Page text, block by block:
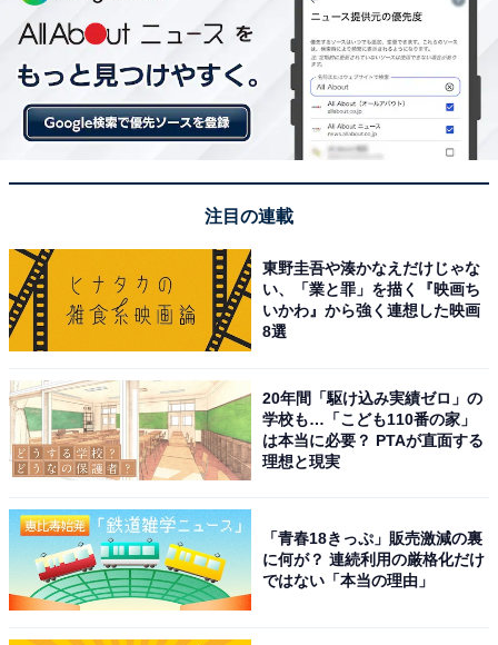
『金田一少年の事件簿』原作：天樹征丸／金成陽三郎、作画：さとうふみや
2位は『金田一少年の事件簿』でした。日本を代表する
ミステリー漫画で、名探偵を祖父に持つ高校生、金田一
一（はじめ）が難事件を次々と解決していくストーリ
で楽しめる作品です。決め台詞「ジッチャンの名にかけ
て！」はあまりにも有名。
ルを築いた作品」や「この漫画をきっかけにミステリー
小説や映画も好きになった」といったコメントがありま
した。
注目の連載
東野圭吾や湊かなえだけじゃな
い、「業と罪」を描く『映画ち
いかわ』から強く連想した映画
8選
20年間「駆け込み実績ゼロ」の
学校も…「こども110番の家」
は本当に必要？ PTAが直面する
理想と現実
「青春18きっぷ」販売激減の裏
に何が？ 連続利用の厳格化だけ
ではない「本当の理由」